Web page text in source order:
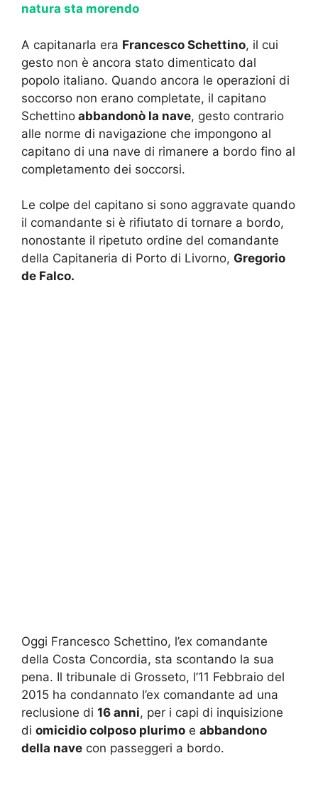
natura sta morendo
A capitanarla era Francesco Schettino, il cui
gesto non è ancora stato dimenticato dal
popolo italiano. Quando ancora le operazioni di
soccorso non erano completate, il capitano
Schettino abbandonò la nave, gesto contrario
alle norme di navigazione che impongono al
capitano di una nave di rimanere a bordo fino al
completamento dei soccorsi.
Le colpe del capitano si sono aggravate quando
il comandante si è rifiutato di tornare a bordo,
nonostante il ripetuto ordine del comandante
della Capitaneria di Porto di Livorno, Gregorio
de Falco.
Oggi Francesco Schettino, l’ex comandante
della Costa Concordia, sta scontando la sua
pena. Il tribunale di Grosseto, l’11 Febbraio del
2015 ha condannato l’ex comandante ad una
reclusione di 16 anni, per i capi di inquisizione
di omicidio colposo plurimo e abbandono
della nave con passeggeri a bordo.